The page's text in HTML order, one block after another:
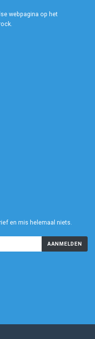
webpagina op het
en mis helemaal niets.
AANMELDEN